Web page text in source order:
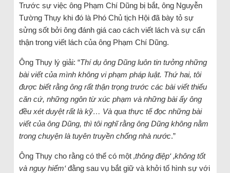
Trước sự việc ông Phạm Chí Dũng bị bắt, ông Nguyễn
Tường Thụy khi đó là Phó Chủ tịch Hội đã bày tỏ sự
sửng sốt bởi ông đánh giá cao cách viết lách và sự cẩn
thận trong viết lách của ông Phạm Chí Dũng.
Ông Thụy lý giải: “Thí dụ ông Dũng luôn tin tưởng những
bài viết của mình không vi phạm pháp luật. Thứ hai, tôi
được biết rằng ông rất thận trọng trước các bài viết thiếu
căn cứ, những ngôn từ xúc phạm và những bài ấy ông
đều xét duyệt rất là kỹ… Và qua thực tế đọc những bài
viết của ông Dũng, thì tôi nghĩ rằng ông Dũng không nằm
trong chuyện là tuyên truyền chống nhà nước.”
Ông Thụy cho rằng có thể có một ‚thông điệp‘ ‚không tốt
và nguy hiểm‘đằng sau vụ bắt giữ và khởi tố hình sự với